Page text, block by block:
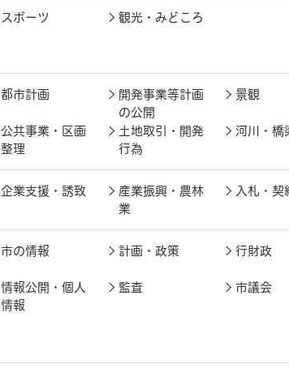
スポーツ 観光・みどころ
都市計画
開発事業等計画
の公開
景観
公共事業・区画
整理
土地取引・開発
行為
河川・橋
企業支援・誘致
産業振興・農林
業
入札・契
市の情報 計画・政策 行財政
情報公開・個人
情報
監査 市議会